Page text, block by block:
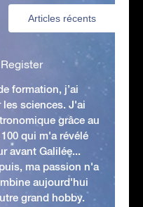
Articles récents
formation, j’ai
sciences. J'ai
grâce au
qui m'a révélé
avant Galilée...
ma passion n'a
aujourd'hui
grand hobby.